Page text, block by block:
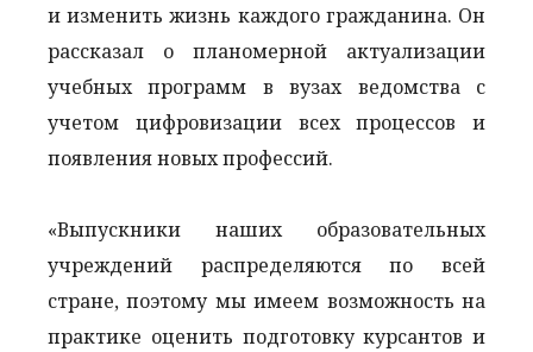
и изменить жизнь каждого гражданина. Он
рассказал о планомерной актуализации
учебных программ в вузах ведомства с
учетом цифровизации всех процессов и
появления новых профессий.
«Выпускники наших образовательных
учреждений распределяются по всей
стране, поэтому мы имеем возможность на
практике оценить подготовку курсантов и